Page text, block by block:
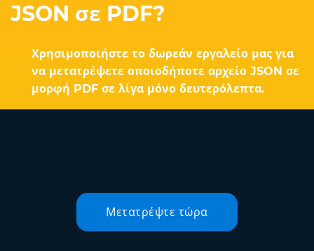
JSON σε PDF?
Χρησιμοποιήστε το δωρεάν εργαλείο μας για
να μετατρέψετε οποιοδήποτε αρχείο JSON σε
μορφή PDF σε λίγα μόνο δευτερόλεπτα.
Μετατρέψτε τώρα